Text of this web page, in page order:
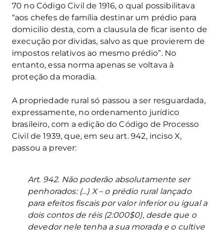
70 no Código Civil de 1916, o qual possibilitava
“aos chefes de família destinar um prédio para
domicilio desta, com a clausula de ficar isento de
execução por dividas, salvo as que provierem de
impostos relativos ao mesmo prédio”. No
entanto, essa norma apenas se voltava à
proteção da moradia.
A propriedade rural só passou a ser resguardada,
expressamente, no ordenamento jurídico
brasileiro, com a edição do Código de Processo
Civil de 1939, que, em seu art. 942, inciso X,
passou a prever:
Art. 942. Não poderão absolutamente ser
penhorados: (…) X – o prédio rural lançado
para efeitos fiscais por valor inferior ou igual a
dois contos de réis (2:000$0), desde que o
devedor nele tenha a sua morada e o cultive